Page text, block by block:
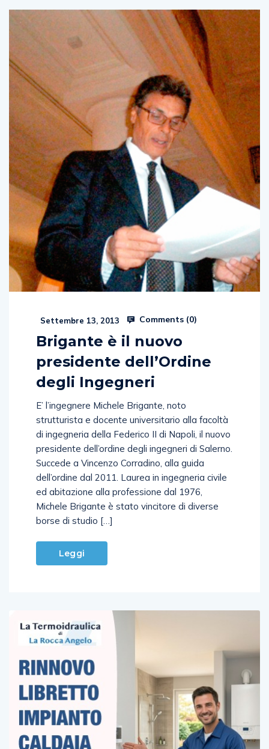
Settembre 13, 2013 Comments (0)
Brigante è il nuovo
presidente dell’Ordine
degli Ingegneri
E’ l’ingegnere Michele Brigante, noto
strutturista e docente universitario alla facoltà
di ingegneria della Federico II di Napoli, il nuovo
presidente dell’ordine degli ingegneri di Salerno.
Succede a Vincenzo Corradino, alla guida
dell’ordine dal 2011. Laurea in ingegneria civile
ed abitazione alla professione dal 1976,
Michele Brigante è stato vincitore di diverse
borse di studio […]
Leggi